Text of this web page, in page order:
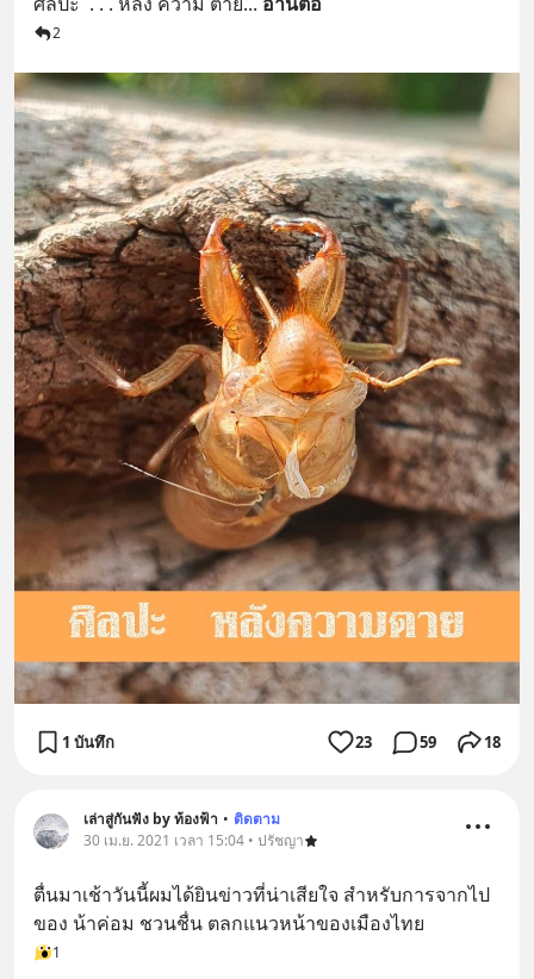
2
1 บันทึก 23 59 18
เล่าสู่กันฟัง by ท้องฟ้า • ติดตาม
30 เม.ย. 2021 เวลา 15:04 • ปรัชญา
ตื่นมาเช้าวันนี้ผมได้ยินข่าวที่น่าเสียใจ สำหรับการจากไป
ของ น้าค่อม ชวนชื่น ตลกแนวหน้าของเมืองไทย
1